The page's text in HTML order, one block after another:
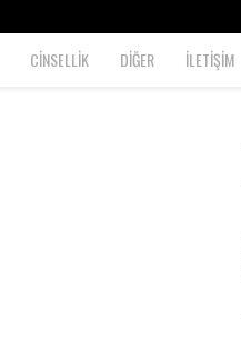
CİNSELLİK DİĞER İLETİŞİM